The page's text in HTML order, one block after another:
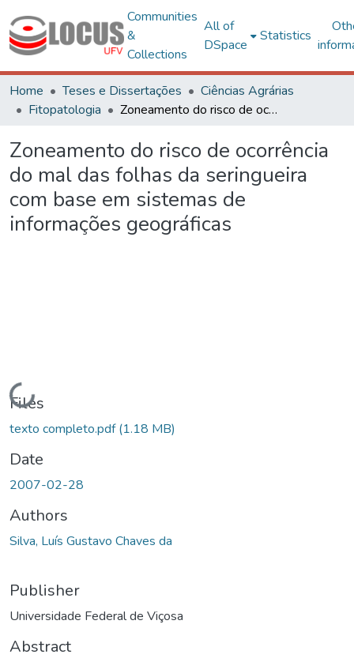
Communities
&
Collections
All of
DSpace
Statistics
Home Teses e Dissertações
Ciências Agrárias
Fitopatologia
Zoneamento do risco de ocorrência do mal das folhas da seringueira com base em sistemas de informações geográficas
Zoneamento do risco de ocorrência
do mal das folhas da seringueira
com base em sistemas de
informações geográficas
Loading...
Files
texto completo.pdf(1.18 MB)
Date
2007-02-28
Authors
Silva, Luís Gustavo Chaves da
Publisher
Universidade Federal de Viçosa
Abstract